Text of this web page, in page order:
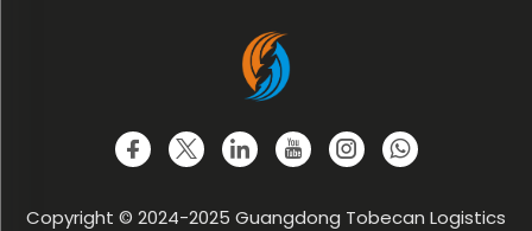
Copyright © 2024-2025 Guangdong Tobecan Logistics